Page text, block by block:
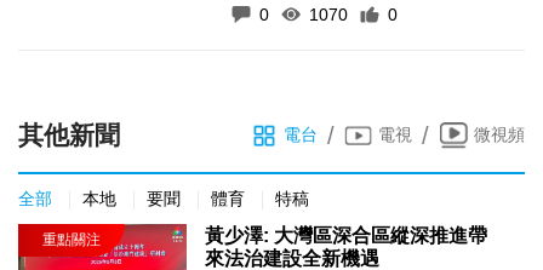
0 1070 0
其他新聞 電台 / 電視 / 微視頻
全部 本地 要聞 體育 特稿
黃少澤: 大灣區深合區縱深推進帶
來法治建設全新機遇